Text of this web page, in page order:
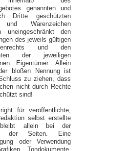
genannten und
Dritte geschützten
und Warenzeichen
uneingeschränkt den
des jeweils gültigen
und den
der jeweiligen
Eigentümer. Allein
bloßen Nennung ist
zu ziehen, dass
nicht durch Rechte
sind!
für veröffentlichte,
selbst erstellte
allein bei der
der Seiten. Eine
oder Verwendung
Tondokumente,